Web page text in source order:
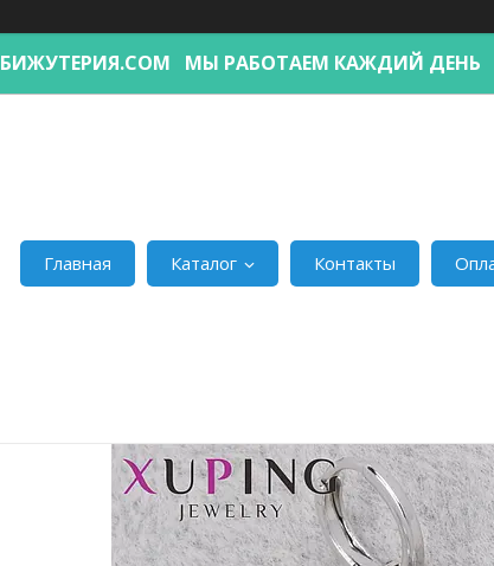
БИЖУТЕРИЯ.COM МЫ РАБОТАЕМ КАЖДИЙ
Главная Каталог Контакты